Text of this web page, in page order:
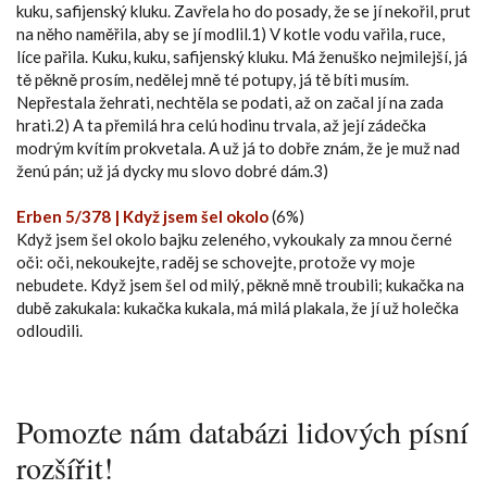
kuku, safijenský kluku. Zavřela ho do posady, že se jí nekořil, prut
na něho naměřila, aby se jí modlil.1) V kotle vodu vařila, ruce,
líce pařila. Kuku, kuku, safijenský kluku. Má ženuško nejmilejší, já
tě pěkně prosím, nedělej mně té potupy, já tě bíti musím.
Nepřestala žehrati, nechtěla se podati, až on začal jí na zada
hrati.2) A ta přemilá hra celú hodinu trvala, až její zádečka
modrým kvítím prokvetala. A už já to dobře znám, že je muž nad
ženú pán; už já dycky mu slovo dobré dám.3)
Erben 5/378 | Když jsem šel okolo(6%)
Když jsem šel okolo bajku zeleného, vykoukaly za mnou černé
oči: oči, nekoukejte, raděj se schovejte, protože vy moje
nebudete. Když jsem šel od milý, pěkně mně troubili; kukačka na
dubě zakukala: kukačka kukala, má milá plakala, že jí už holečka
odloudili.
Pomozte nám databázi lidových písní
rozšířit!